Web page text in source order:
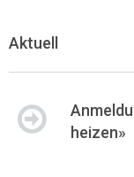
Aktuell
heizen»